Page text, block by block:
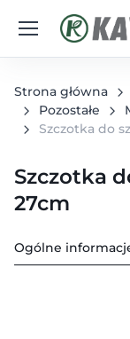
Strona główna
Pozostałe
Szczotka do
Szczotka
27cm
Ogólne